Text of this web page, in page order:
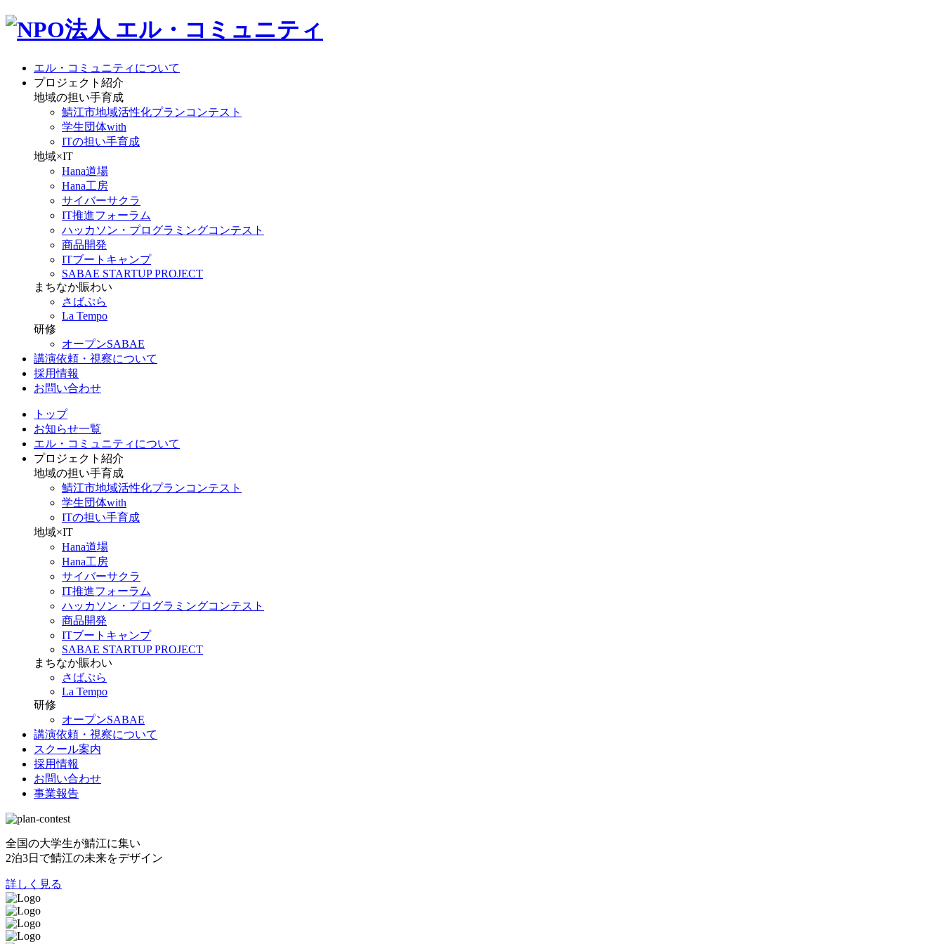
エル・コミュニティについて
プロジェクト紹介
地域の担い手育成
鯖江市地域活性化プランコンテスト
学生団体with
ITの担い手育成
地域×IT
Hana道場
Hana工房
サイバーサクラ
IT推進フォーラム
ハッカソン・プログラミングコンテスト
商品開発
ITブートキャンプ
SABAE STARTUP PROJECT
まちなか賑わい
さばぷら
La Tempo
研修
オープンSABAE
講演依頼・視察について
採用情報
お問い合わせ
トップ
お知らせ一覧
エル・コミュニティについて
プロジェクト紹介
地域の担い手育成
鯖江市地域活性化プランコンテスト
学生団体with
ITの担い手育成
地域×IT
Hana道場
Hana工房
サイバーサクラ
IT推進フォーラム
ハッカソン・プログラミングコンテスト
商品開発
ITブートキャンプ
SABAE STARTUP PROJECT
まちなか賑わい
さばぷら
La Tempo
研修
オープンSABAE
講演依頼・視察について
スクール案内
採用情報
お問い合わせ
事業報告
全国の大学生が鯖江に集い
2泊3日で鯖江の未来をデザイン
詳しく見る